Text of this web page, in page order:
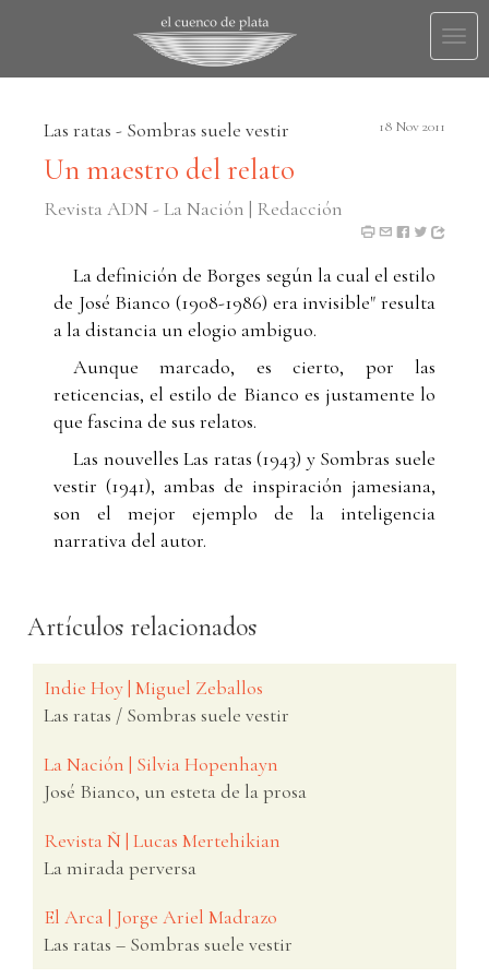
Las ratas - Sombras suele vestir 18 Nov 2011
Un maestro del relato
Revista ADN - La Nación | Redacción
La definición de Borges según la cual el estilo
de José Bianco (1908-1986) era invisible" resulta
a la distancia un elogio ambiguo.
Aunque marcado, es cierto, por las
reticencias, el estilo de Bianco es justamente lo
que fascina de sus relatos.
Las nouvelles Las ratas (1943) y Sombras suele
vestir (1941), ambas de inspiración jamesiana,
son el mejor ejemplo de la inteligencia
narrativa del autor.
Artículos relacionados
Indie Hoy | Miguel Zeballos
Las ratas / Sombras suele vestir
La Nación | Silvia Hopenhayn
José Bianco, un esteta de la prosa
Revista Ñ | Lucas Mertehikian
La mirada perversa
El Arca | Jorge Ariel Madrazo
Las ratas – Sombras suele vestir